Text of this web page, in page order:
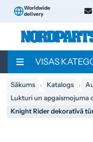
Worldwide
delivery
VISAS
Sākums Katalogs
Lukturi un apgaismojuma
Knight Rider dekoratīvā